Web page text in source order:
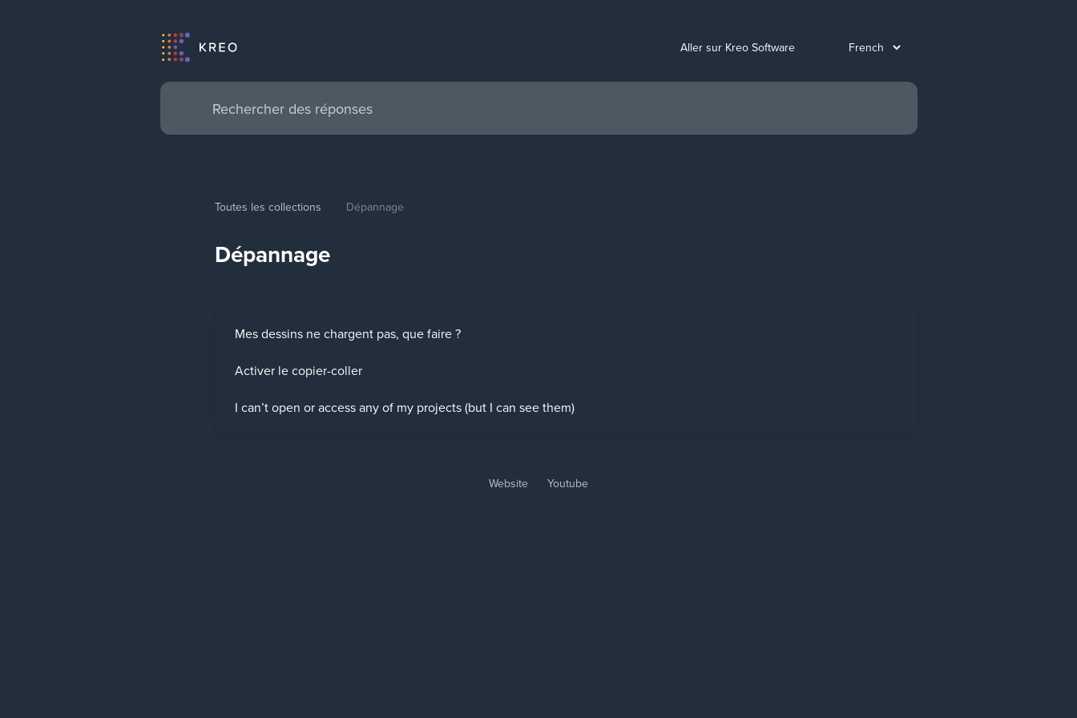
Aller sur Kreo Software
Toutes les collections Dépannage
Dépannage
Mes dessins ne chargent pas, que faire ?
Activer le copier-coller
I can’t open or access any of my projects (but I can see them)
Website Youtube